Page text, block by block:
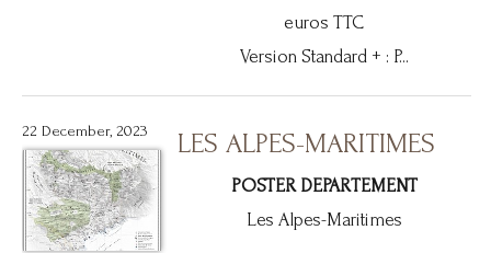
euros TTC
Version Standard + : P...
22 December, 2023 LES ALPES-MARITIMES
POSTER DEPARTEMENT
Les Alpes-Maritimes